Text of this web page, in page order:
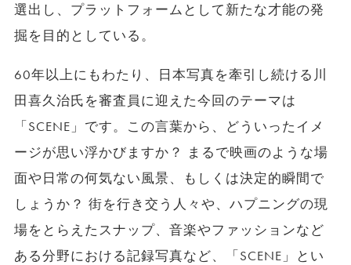
選出し、プラットフォームとして新たな才能の発
掘を目的としている。
60年以上にもわたり、日本写真を牽引し続ける川
田喜久治氏を審査員に迎えた今回のテーマは
「SCENE」です。この言葉から、どういったイメ
ージが思い浮かびますか？ まるで映画のような場
面や日常の何気ない風景、もしくは決定的瞬間で
しょうか？ 街を行き交う人々や、ハプニングの現
場をとらえたスナップ、音楽やファッションなど
ある分野における記録写真など、「SCENE」とい